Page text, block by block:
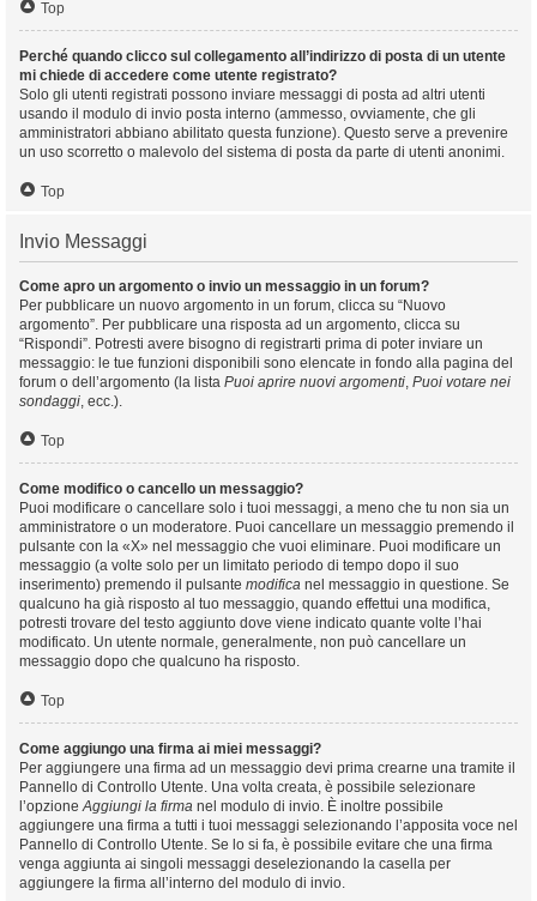
Top
Perché quando clicco sul collegamento all’indirizzo di posta di un utente
mi chiede di accedere come utente registrato?
Solo gli utenti registrati possono inviare messaggi di posta ad altri utenti
usando il modulo di invio posta interno (ammesso, ovviamente, che gli
amministratori abbiano abilitato questa funzione). Questo serve a prevenire
un uso scorretto o malevolo del sistema di posta da parte di utenti anonimi.
Top
Invio Messaggi
Come apro un argomento o invio un messaggio in un forum?
Per pubblicare un nuovo argomento in un forum, clicca su “Nuovo
argomento”. Per pubblicare una risposta ad un argomento, clicca su
“Rispondi”. Potresti avere bisogno di registrarti prima di poter inviare un
messaggio: le tue funzioni disponibili sono elencate in fondo alla pagina del
forum o dell’argomento (la lista Puoi aprire nuovi argomenti, Puoi votare nei
sondaggi, ecc.).
Top
Come modifico o cancello un messaggio?
Puoi modificare o cancellare solo i tuoi messaggi, a meno che tu non sia un
amministratore o un moderatore. Puoi cancellare un messaggio premendo il
pulsante con la «X» nel messaggio che vuoi eliminare. Puoi modificare un
messaggio (a volte solo per un limitato periodo di tempo dopo il suo
inserimento) premendo il pulsante modifica nel messaggio in questione. Se
qualcuno ha già risposto al tuo messaggio, quando effettui una modifica,
potresti trovare del testo aggiunto dove viene indicato quante volte l’hai
modificato. Un utente normale, generalmente, non può cancellare un
messaggio dopo che qualcuno ha risposto.
Top
Come aggiungo una firma ai miei messaggi?
Per aggiungere una firma ad un messaggio devi prima crearne una tramite il
Pannello di Controllo Utente. Una volta creata, è possibile selezionare
l’opzioneAggiungi la firma nel modulo di invio. È inoltre possibile
aggiungere una firma a tutti i tuoi messaggi selezionando l’apposita voce nel
Pannello di Controllo Utente. Se lo si fa, è possibile evitare che una firma
venga aggiunta ai singoli messaggi deselezionando la casella per
aggiungere la firma all’interno del modulo di invio.